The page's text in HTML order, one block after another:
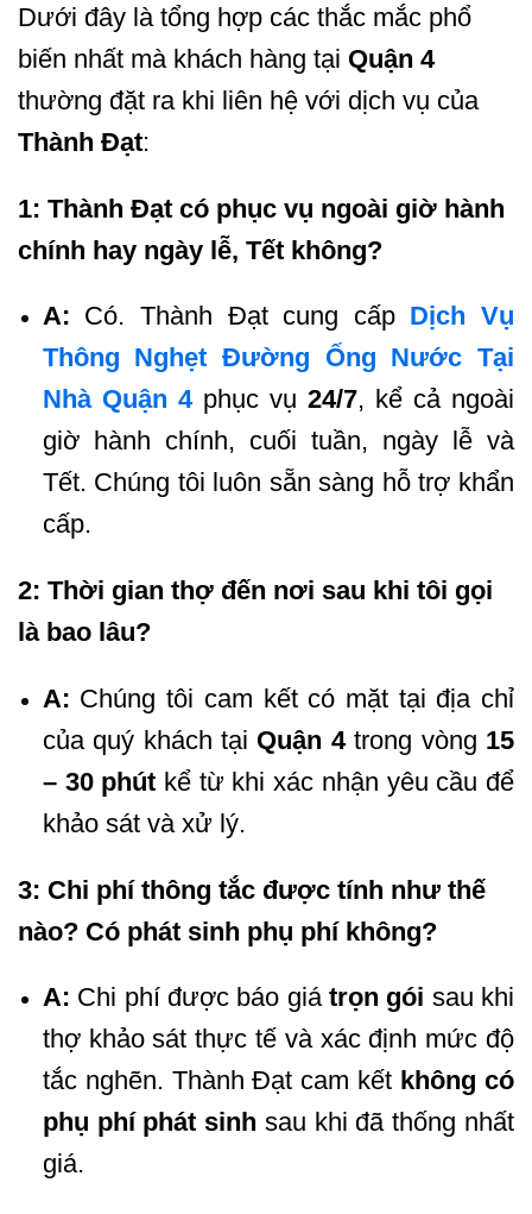
Dưới đây là tổng hợp các thắc mắc phổ
biến nhất mà khách hàng tại Quận 4
thường đặt ra khi liên hệ với dịch vụ của
Thành Đạt:
1: Thành Đạt có phục vụ ngoài giờ hành
chính hay ngày lễ, Tết không?
A: Có. Thành Đạt cung cấp Dịch Vụ
Thông Nghẹt Đường Ống Nước Tại
Nhà Quận 4phục vụ 24/7, kể cả ngoài
giờ hành chính, cuối tuần, ngày lễ và
Tết. Chúng tôi luôn sẵn sàng hỗ trợ khẩn
cấp.
2: Thời gian thợ đến nơi sau khi tôi gọi
là bao lâu?
A: Chúng tôi cam kết có mặt tại địa chỉ
của quý khách tại Quận 4trong vòng 15
– 30 phút kể từ khi xác nhận yêu cầu để
khảo sát và xử lý.
3: Chi phí thông tắc được tính như thế
nào? Có phát sinh phụ phí không?
A: Chi phí được báo giá trọn gói sau khi
thợ khảo sát thực tế và xác định mức độ
tắc nghẽn. Thành Đạt cam kết không có
phụ phí phát sinh sau khi đã thống nhất
giá.